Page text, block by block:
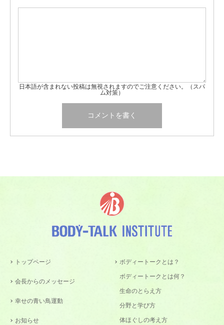
日本語が含まれない投稿は無視されますのでご注意ください。（スパ
ム対策）
トップページ
会長からのメッセージ
幸せの青い鳥運動
お知らせ
ボディートークとは？
ボディートークとは何？
生命のとらえ方
分野と学び方
体ほぐしの考え方